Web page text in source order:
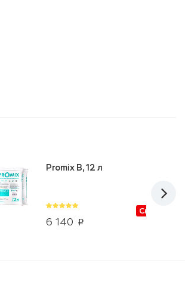
6 140 p
Promix B, 12 л
Скидки от